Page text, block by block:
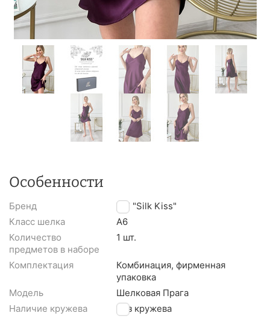
Особенности
Бренд
TM "Silk Kiss"
Класс шелка
A6
Количество
предметов в наборе
1 шт.
Комплектация
Комбинация, фирменная
упаковка
Модель
Шелковая Прага
Наличие кружева
Без кружева